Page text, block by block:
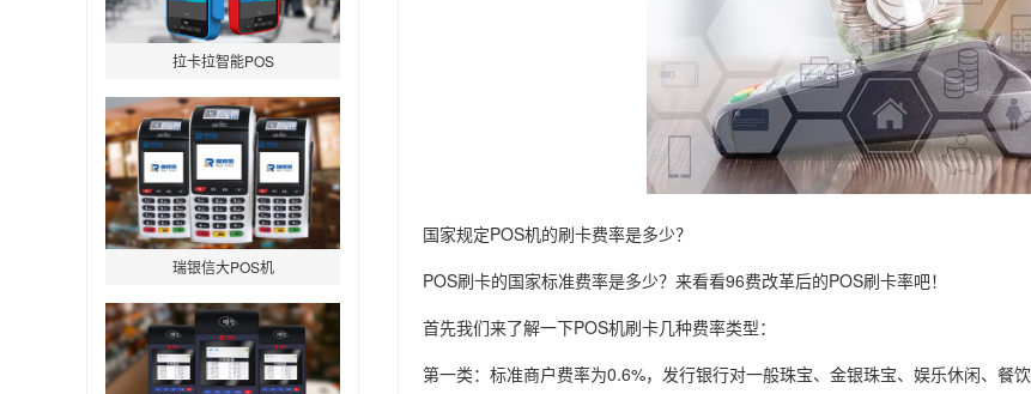
拉卡拉智能POS
瑞银信大POS机
国家规定POS机的刷卡费率是多少？
POS刷卡的国家标准费率是多少？来看看96费改革后的POS刷卡率吧！
首先我们来了解一下POS机刷卡几种费率类型：
第一类：标准商户费率为0.6%，发行银行对一般珠宝、金银珠宝、娱乐休闲、餐